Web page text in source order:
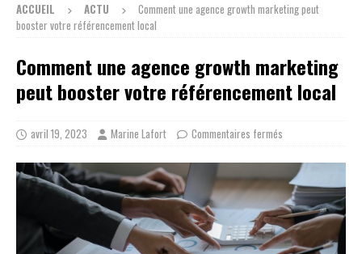
ACCUEIL ACTU
Comment une agence growth marketing peut
booster votre référencement local
Comment une agence growth marketing
peut booster votre référencement local
avril 19, 2023 Marine Lafort Commentaires fermés